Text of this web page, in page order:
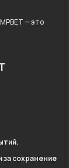
— это
за сохранение